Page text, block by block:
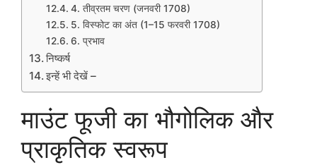
4. तीव्रतम चरण (जनवरी 1708)
5. विस्फोट का अंत (1–15 फरवरी 1708)
6. प्रभाव
निष्कर्ष
इन्हें भी देखें –
माउंट फूजी का भौगोलिक और
प्राकृतिक स्वरूप